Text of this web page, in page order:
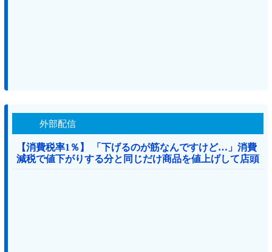
外部配信
【消費税率1％】 「下げるのが筋なんですけど…」消費
減税で値下がりする分と同じだけ商品を値上げして店頭
価格を変えない店も